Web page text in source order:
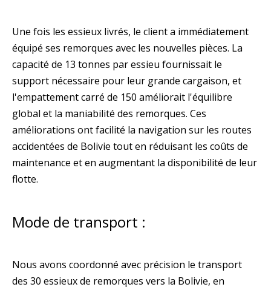
Une fois les essieux livrés, le client a immédiatement
équipé ses remorques avec les nouvelles pièces. La
capacité de 13 tonnes par essieu fournissait le
support nécessaire pour leur grande cargaison, et
l'empattement carré de 150 améliorait l'équilibre
global et la maniabilité des remorques. Ces
améliorations ont facilité la navigation sur les routes
accidentées de Bolivie tout en réduisant les coûts de
maintenance et en augmentant la disponibilité de leur
flotte.
Mode de transport :
Nous avons coordonné avec précision le transport
des 30 essieux de remorques vers la Bolivie, en